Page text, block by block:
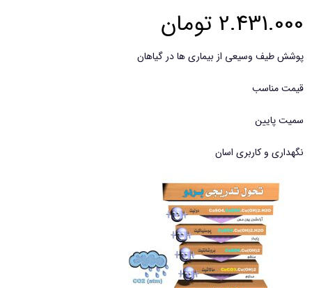
2.431.000 تومان
پوشش طیف وسیعی از بیماری ها در گیاهان
قیمت مناسب
سمیت پایین
نگهداری و کاربری اسان